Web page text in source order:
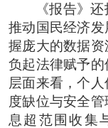
《报告》
推动国民经济
握庞大的数据
负起法律赋予
层面来看，个
度缺位与安全
息超范围收集